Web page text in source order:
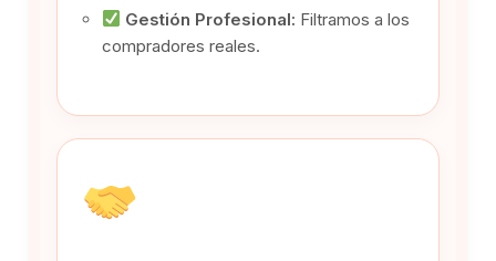
Gestión Profesional: Filtramos a los
compradores reales.